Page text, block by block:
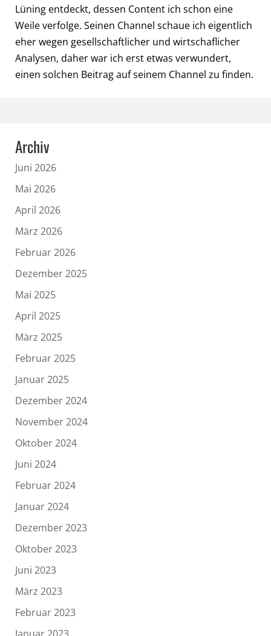
Lüning entdeckt, dessen Content ich schon eine
Weile verfolge. Seinen Channel schaue ich eigentlich
eher wegen gesellschaftlicher und wirtschaflicher
Analysen, daher war ich erst etwas verwundert,
einen solchen Beitrag auf seinem Channel zu finden.
Archiv
Juni 2026
Mai 2026
April 2026
März 2026
Februar 2026
Dezember 2025
Mai 2025
April 2025
März 2025
Februar 2025
Januar 2025
Dezember 2024
November 2024
Oktober 2024
Juni 2024
Februar 2024
Januar 2024
Dezember 2023
Oktober 2023
Juni 2023
März 2023
Februar 2023